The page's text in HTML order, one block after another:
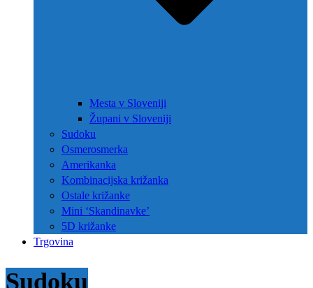
Mesta v Sloveniji
Župani v Sloveniji
Sudoku
Osmerosmerka
Amerikanka
Kombinacijska križanka
Ostale križanke
Mini ‘Skandinavke’
5D križanke
Trgovina
Sudoku